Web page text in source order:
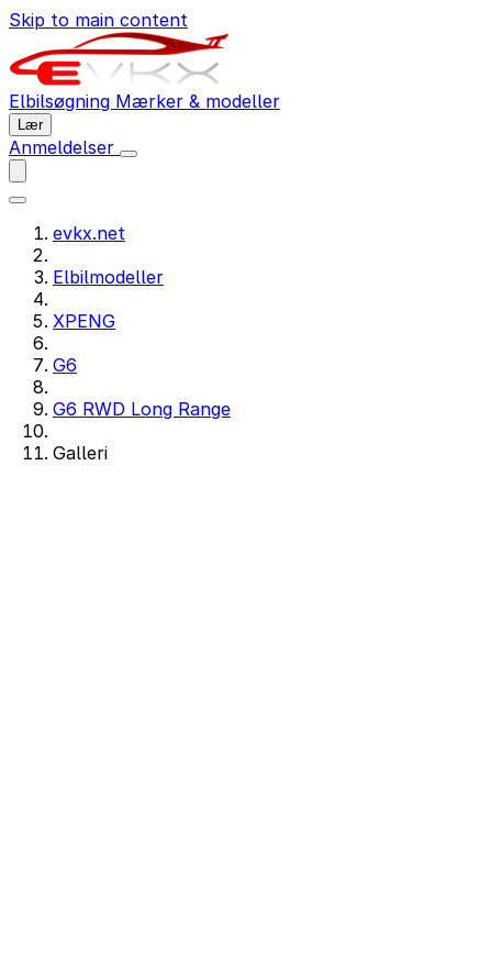
Skip to main content
Elbilsøgning Mærker & modeller
Lær
Anmeldelser
evkx.net
Elbilmodeller
XPENG
G6
G6 RWD Long Range
Galleri